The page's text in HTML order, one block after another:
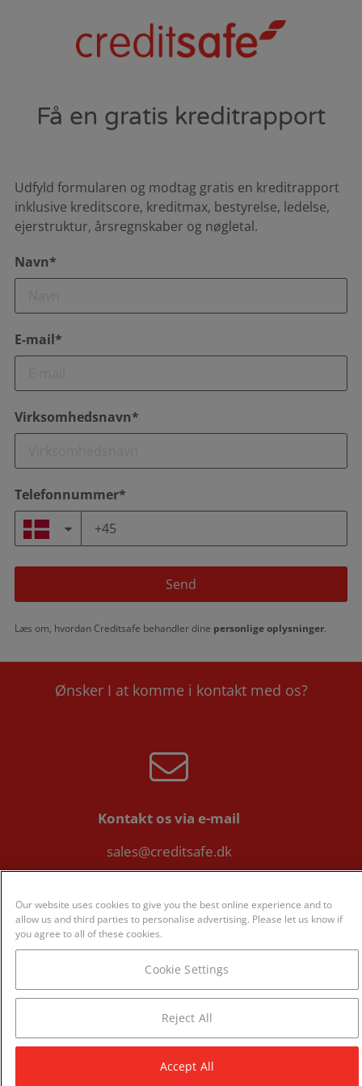
Få en gratis kreditrapport
Udfyld formularen og modtag gratis en kreditrapport
inklusive kreditscore, kreditmax, bestyrelse, ledelse,
ejerstruktur, årsregnskaber og nøgletal.
Navn*
E-mail*
Virksomhedsnavn*
Telefonnummer*
Send
Læs om, hvordan Creditsafe behandler dine personlige oplysninger.
Ønsker I at komme i kontakt med os?
Kontakt os via e-mail
sales@creditsafe.dk
Eller på telefon:
8082 0588
Our website uses cookies to give you the best online experience and to
allow us and third parties to personalise advertising. Please let us know if
you agree to all of these cookies.
Cookie Settings
Reject All
Accept All